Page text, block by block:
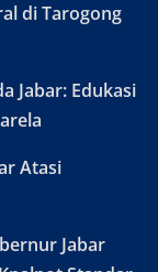
di Tarogong
Jabar: Edukasi
Atasi
Jabar